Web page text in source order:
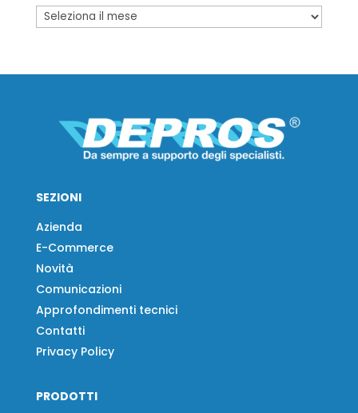
SEZIONI
Azienda
E-Commerce
Novità
Comunicazioni
Approfondimenti tecnici
Contatti
Privacy Policy
PRODOTTI